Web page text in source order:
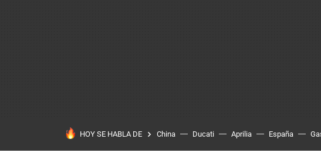
HOY SE HABLA DE China Ducati Aprilia España